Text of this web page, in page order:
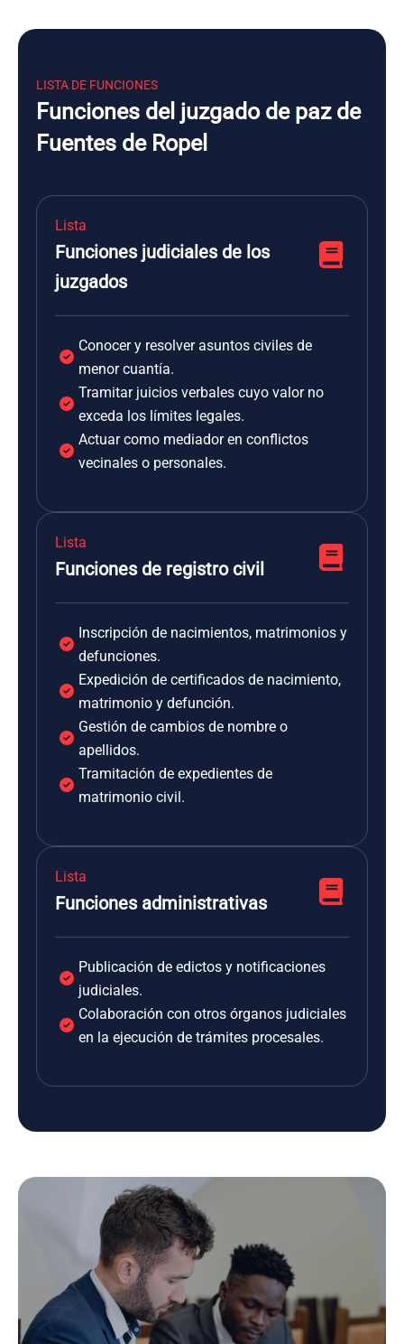
LISTA DE FUNCIONES
Funciones del juzgado de paz de
Fuentes de Ropel
Lista
Funciones judiciales de los
juzgados
Conocer y resolver asuntos civiles de
menor cuantía.
Tramitar juicios verbales cuyo valor no
exceda los límites legales.
Actuar como mediador en conflictos
vecinales o personales.
Lista
Funciones de registro civil
Inscripción de nacimientos, matrimonios y
defunciones.
Expedición de certificados de nacimiento,
matrimonio y defunción.
Gestión de cambios de nombre o
apellidos.
Tramitación de expedientes de
matrimonio civil.
Lista
Funciones administrativas
Publicación de edictos y notificaciones
judiciales.
Colaboración con otros órganos judiciales
en la ejecución de trámites procesales.